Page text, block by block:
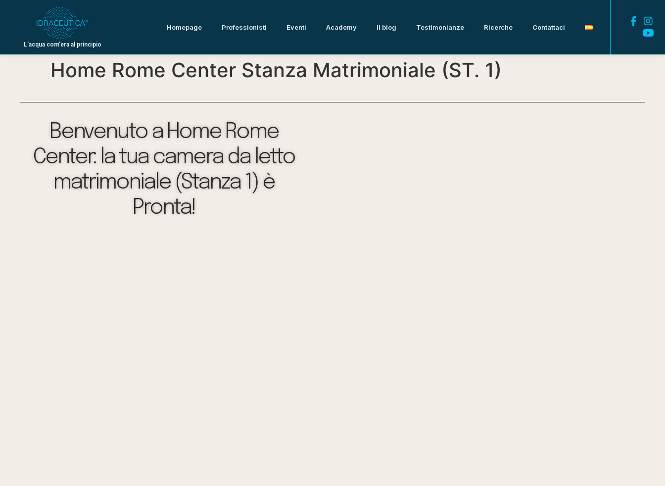
L'acqua com'era al principio
Homepage Professionisti Eventi Academy Il blog Testimonianze Ricerche Contattaci
Home Rome Center Stanza Matrimoniale (ST. 1)
Benvenuto a Home Rome
Center: la tua camera da letto
matrimoniale (Stanza 1) è
Pronta!